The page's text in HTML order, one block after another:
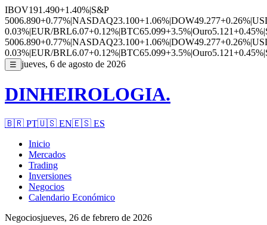
IBOV191.490+1.40%|S&P
5006.890+0.77%|NASDAQ23.100+1.06%|DOW49.277+0.26%|
0.03%|EUR/BRL6.07+0.12%|BTC65.099+3.5%|Ouro5.121+0.45%|
5006.890+0.77%|NASDAQ23.100+1.06%|DOW49.277+0.26%|
0.03%|EUR/BRL6.07+0.12%|BTC65.099+3.5%|Ouro5.121+0.45%|
☰ jueves, 6 de agosto de 2026
DINHEIROLOGIA.
🇧🇷 PT🇺🇸 EN🇪🇸 ES
Inicio
Mercados
Trading
Inversiones
Negocios
Calendario Económico
Negociosjueves, 26 de febrero de 2026